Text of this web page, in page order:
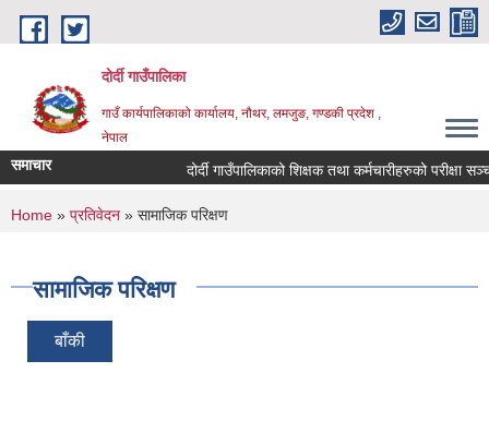
Skip to main content
दोर्दी गाउँपालिका
गाउँ कार्यपालिकाको कार्यालय, नौथर, लमजुङ, गण्डकी प्रदेश ,
नेपाल
समाचार दोर्दी गाउँपालिकाको शिक्षक तथा कर्मचारीहरुको परीक्षा
You are here
Home » प्रतिवेदन » सामाजिक परिक्षण
सामाजिक परिक्षण
बाँकी